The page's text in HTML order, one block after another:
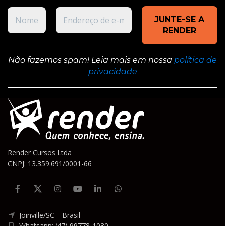
Não fazemos spam! Leia mais em nossa política de
privacidade
Render Cursos Ltda
CNPJ: 13.359.691/0001-66
Joinville/SC – Brasil